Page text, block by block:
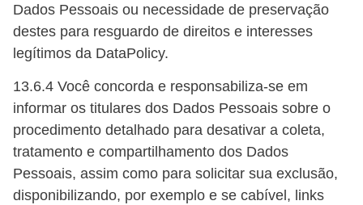
Dados Pessoais ou necessidade de preservação
destes para resguardo de direitos e interesses
legítimos da DataPolicy.
13.6.4 Você concorda e responsabiliza-se em
informar os titulares dos Dados Pessoais sobre o
procedimento detalhado para desativar a coleta,
tratamento e compartilhamento dos Dados
Pessoais, assim como para solicitar sua exclusão,
disponibilizando, por exemplo e se cabível, links